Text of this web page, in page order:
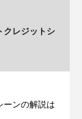
クレジットシ
ーンの解説は